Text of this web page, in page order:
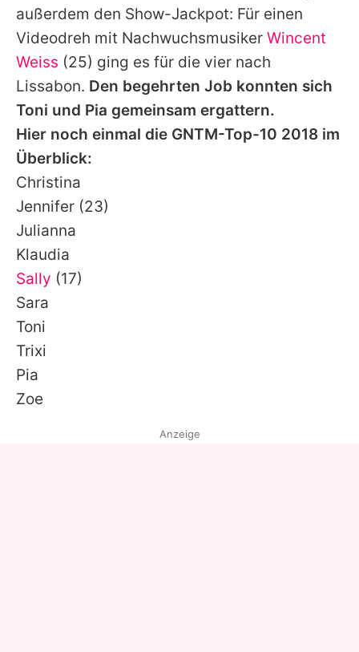
außerdem den Show-Jackpot: Für einen
Videodreh mit Nachwuchsmusiker Wincent
Weiss (25) ging es für die vier nach
Lissabon. Den begehrten Job konnten sich
Toni und Pia gemeinsam ergattern.
Hier noch einmal die GNTM-Top-10 2018 im
Überblick:
Christina
Jennifer (23)
Julianna
Klaudia
Sally (17)
Sara
Toni
Trixi
Pia
Zoe
Anzeige